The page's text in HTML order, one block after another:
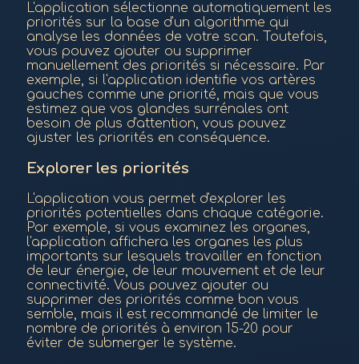
L'application sélectionne automatiquement les
priorités sur la base d'un algorithme qui
analyse les données de votre scan. Toutefois,
vous pouvez ajouter ou supprimer
manuellement des priorités si nécessaire. Par
exemple, si l'application identifie vos artères
gauches comme une priorité, mais que vous
estimez que vos glandes surrénales ont
besoin de plus d'attention, vous pouvez
ajuster les priorités en conséquence.
Explorer les priorités
L'application vous permet d'explorer les
priorités potentielles dans chaque catégorie.
Par exemple, si vous examinez les organes,
l'application affichera les organes les plus
importants sur lesquels travailler en fonction
de leur énergie, de leur mouvement et de leur
connectivité. Vous pouvez ajouter ou
supprimer des priorités comme bon vous
semble, mais il est recommandé de limiter le
nombre de priorités à environ 15-20 pour
éviter de submerger le système.